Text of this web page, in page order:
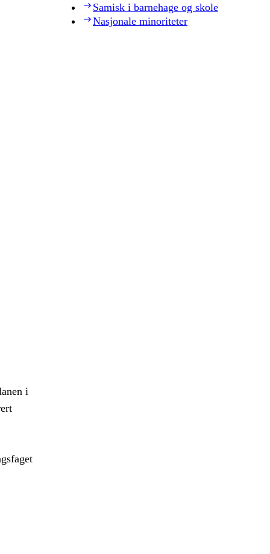
Samisk i barnehage og skole
Nasjonale minoriteter
i